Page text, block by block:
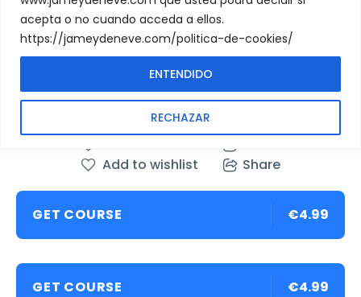
acepta o no cuando acceda a ellos.
https://jameydeneve.com/politica-de-cookies/
RECHAZAR
ENTENDIDO
Instructor
Jamey De Neve
0
0 reviews
GET COURSE €4.99
Add to wishlist Share
GET COURSE €4.99